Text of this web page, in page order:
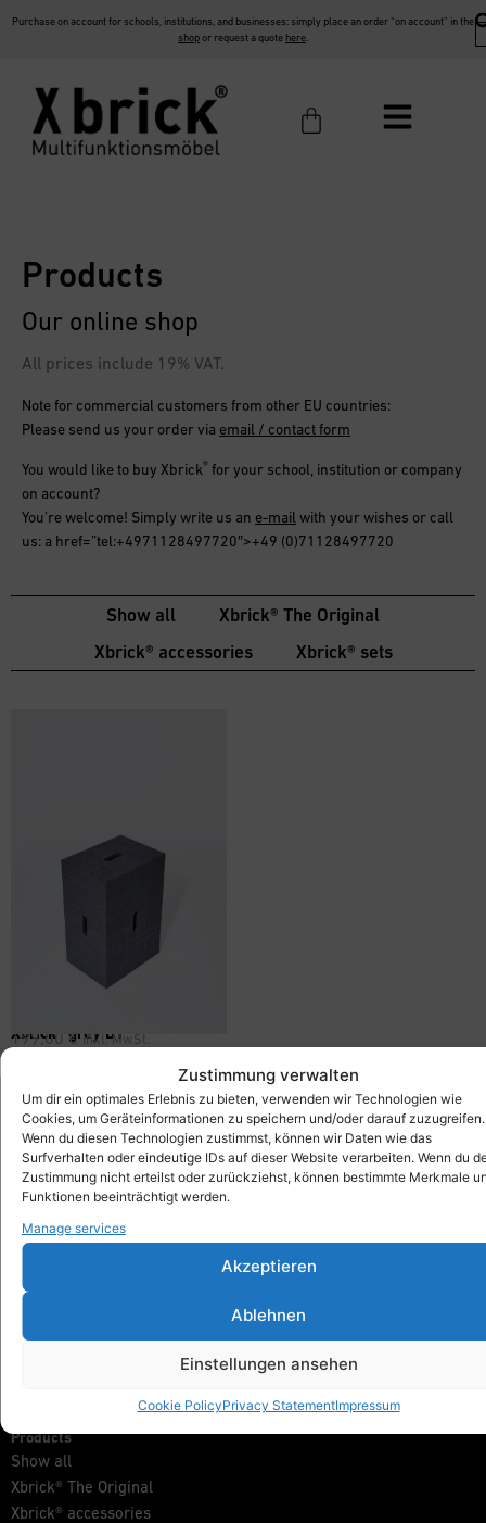
Zustimmung verwalten
Um dir ein optimales Erlebnis zu bieten, verwenden wir Technologien wie
Cookies, um Geräteinformationen zu speichern und/oder darauf zuzugreifen.
Wenn du diesen Technologien zustimmst, können wir Daten wie das
Surfverhalten oder eindeutige IDs auf dieser Website verarbeiten. Wenn du
Zustimmung nicht erteilst oder zurückziehst, können bestimmte Merkmale
Funktionen beeinträchtigt werden.
Manage services
Akzeptieren
Ablehnen
Einstellungen ansehen
Cookie PolicyPrivacy StatementImpressum
Purchase on account for schools, institutions, and businesses: simply place an order “on account” in the
shopor request a quote here
Note for commercial customers from other EU countries:
Please send us your order via email / contact form
You would like to buy Xbrick® for your school, institution or company
on account?
You’re welcome! Simply write us an e-mail with your wishes or call
us: a href=”tel:+4971128497720″>+49 (0)71128497720
Products
Our online shop
All prices include 19% VAT.
Show all
Xbrick® The Original
Xbrick® accessories
Xbrick® sets
Xbrick® grey B1
199,00 € inkl. MwSt.
Xbrick®
designed by wd3_spatial design
wd3 GmbH
70174 Stuttgart
info@xbrick.eu
Products
Show all
Xbrick® The Original
Xbrick® accessories